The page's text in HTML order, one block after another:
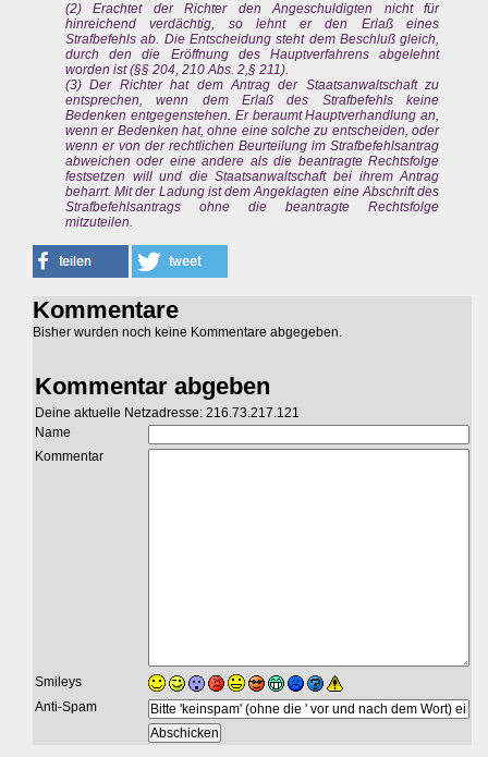
(2) Erachtet der Richter den Angeschuldigten nicht für
hinreichend verdächtig, so lehnt er den Erlaß eines
Strafbefehls ab. Die Entscheidung steht dem Beschluß gleich,
durch den die Eröffnung des Hauptverfahrens abgelehnt
worden ist (§§ 204, 210 Abs. 2,§ 211).
(3) Der Richter hat dem Antrag der Staatsanwaltschaft zu
entsprechen, wenn dem Erlaß des Strafbefehls keine
Bedenken entgegenstehen. Er beraumt Hauptverhandlung an,
wenn er Bedenken hat, ohne eine solche zu entscheiden, oder
wenn er von der rechtlichen Beurteilung im Strafbefehlsantrag
abweichen oder eine andere als die beantragte Rechtsfolge
festsetzen will und die Staatsanwaltschaft bei ihrem Antrag
beharrt. Mit der Ladung ist dem Angeklagten eine Abschrift des
Strafbefehlsantrags ohne die beantragte Rechtsfolge
mitzuteilen.
Kommentare
Bisher wurden noch keine Kommentare abgegeben.
Kommentar abgeben
Deine aktuelle Netzadresse: 216.73.217.121
Name
Kommentar
Smileys
Anti-Spam